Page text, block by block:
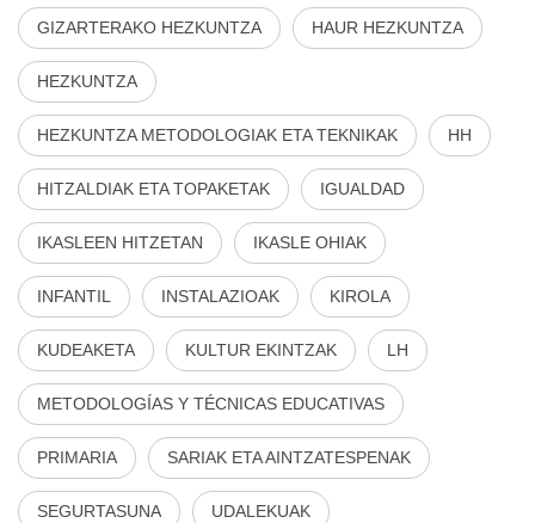
GIZARTERAKO HEZKUNTZA HAUR HEZKUNTZA
HEZKUNTZA
HEZKUNTZA METODOLOGIAK ETA TEKNIKAK HH
HITZALDIAK ETA TOPAKETAK IGUALDAD
IKASLEEN HITZETAN IKASLE OHIAK
INFANTIL INSTALAZIOAK KIROLA
KUDEAKETA KULTUR EKINTZAK LH
METODOLOGÍAS Y TÉCNICAS EDUCATIVAS
PRIMARIA SARIAK ETA AINTZATESPENAK
SEGURTASUNA UDALEKUAK